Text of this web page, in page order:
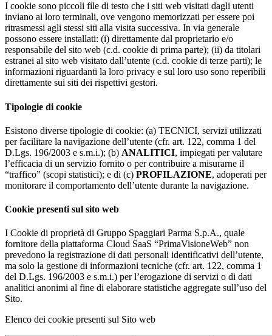
I cookie sono piccoli file di testo che i siti web visitati dagli utenti
inviano ai loro terminali, ove vengono memorizzati per essere poi
ritrasmessi agli stessi siti alla visita successiva. In via generale
possono essere installati: (i) direttamente dal proprietario e/o
responsabile del sito web (c.d. cookie di prima parte); (ii) da titolari
estranei al sito web visitato dall’utente (c.d. cookie di terze parti); le
informazioni riguardanti la loro privacy e sul loro uso sono reperibili
direttamente sui siti dei rispettivi gestori.
Tipologie di cookie
Esistono diverse tipologie di cookie: (a) TECNICI, servizi utilizzati
per facilitare la navigazione dell’utente (cfr. art. 122, comma 1 del
D.Lgs. 196/2003 e s.m.i.); (b) ANALITICI, impiegati per valutare
l’efficacia di un servizio fornito o per contribuire a misurarne il
“traffico” (scopi statistici); e di (c) PROFILAZIONE, adoperati per
monitorare il comportamento dell’utente durante la navigazione.
Cookie presenti sul sito web
I Cookie di proprietà di Gruppo Spaggiari Parma S.p.A., quale
fornitore della piattaforma Cloud SaaS “PrimaVisioneWeb” non
prevedono la registrazione di dati personali identificativi dell’utente,
ma solo la gestione di informazioni tecniche (cfr. art. 122, comma 1
del D.Lgs. 196/2003 e s.m.i.) per l’erogazione di servizi o di dati
analitici anonimi al fine di elaborare statistiche aggregate sull’uso del
Sito.
Elenco dei cookie presenti sul Sito web